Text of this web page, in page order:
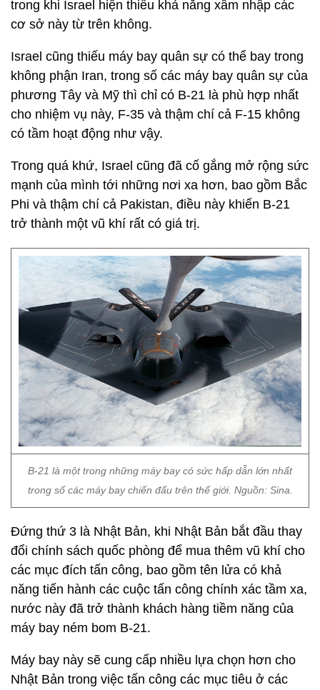
trong khi Israel hiện thiếu khả năng xâm nhập các
cơ sở này từ trên không.
Israel cũng thiếu máy bay quân sự có thể bay trong
không phận Iran, trong số các máy bay quân sự của
phương Tây và Mỹ thì chỉ có B-21 là phù hợp nhất
cho nhiệm vụ này, F-35 và thậm chí cả F-15 không
có tầm hoạt động như vậy.
Trong quá khứ, Israel cũng đã cố gắng mở rộng sức
mạnh của mình tới những nơi xa hơn, bao gồm Bắc
Phi và thậm chí cả Pakistan, điều này khiến B-21
trở thành một vũ khí rất có giá trị.
B-21 là một trong những máy bay có sức hấp dẫn lớn nhất
trong số các máy bay chiến đấu trên thế giới. Nguồn: Sina.
Đứng thứ 3 là Nhật Bản, khi Nhật Bản bắt đầu thay
đổi chính sách quốc phòng để mua thêm vũ khí cho
các mục đích tấn công, bao gồm tên lửa có khả
năng tiến hành các cuộc tấn công chính xác tầm xa,
nước này đã trở thành khách hàng tiềm năng của
máy bay ném bom B-21.
Máy bay này sẽ cung cấp nhiều lựa chọn hơn cho
Nhật Bản trong việc tấn công các mục tiêu ở các